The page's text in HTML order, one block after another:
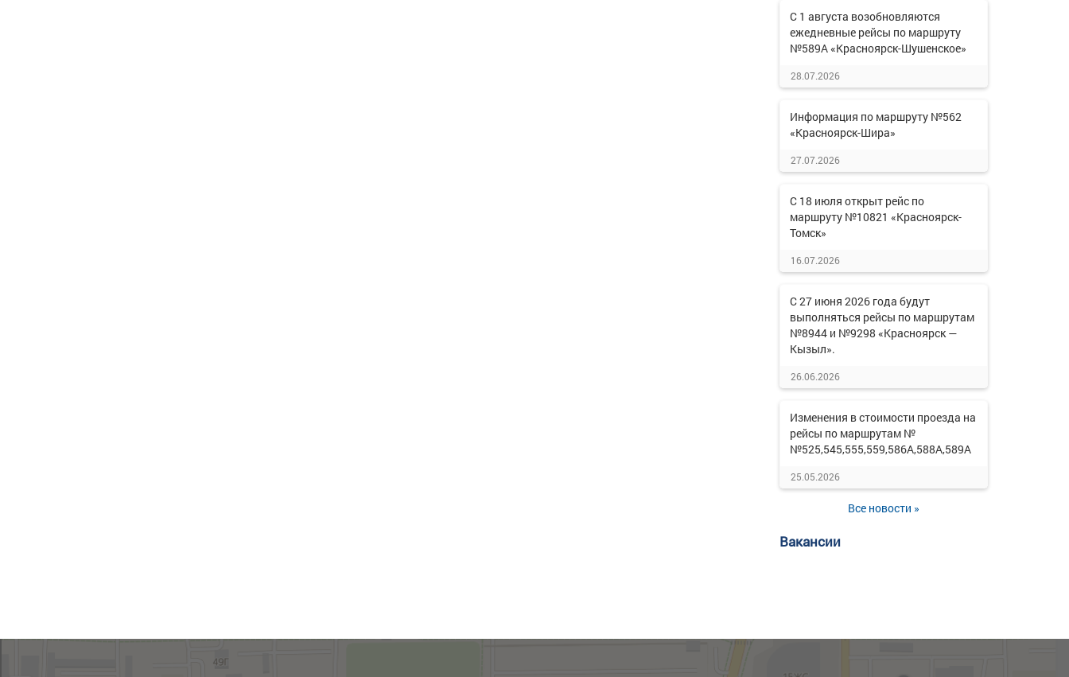
С 1 августа возобновляются
ежедневные рейсы по маршруту
№589А «Красноярск-Шушенское»
28.07.2026
Информация по маршруту №562
«Красноярск-Шира»
27.07.2026
С 18 июля открыт рейс по
маршруту №10821 «Красноярск-
Томск»
16.07.2026
С 27 июня 2026 года будут
выполняться рейсы по маршрутам
№8944 и №9298 «Красноярск —
Кызыл».
26.06.2026
Изменения в стоимости проезда на
рейсы по маршрутам №
№525,545,555,559,586А,588А,589А
25.05.2026
Все новости »
Вакансии